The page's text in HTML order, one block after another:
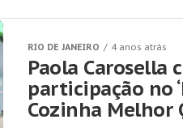
RIO DE JANEIRO 4 anos atrás
Paola Carosella
participação no
Cozinha Melhor